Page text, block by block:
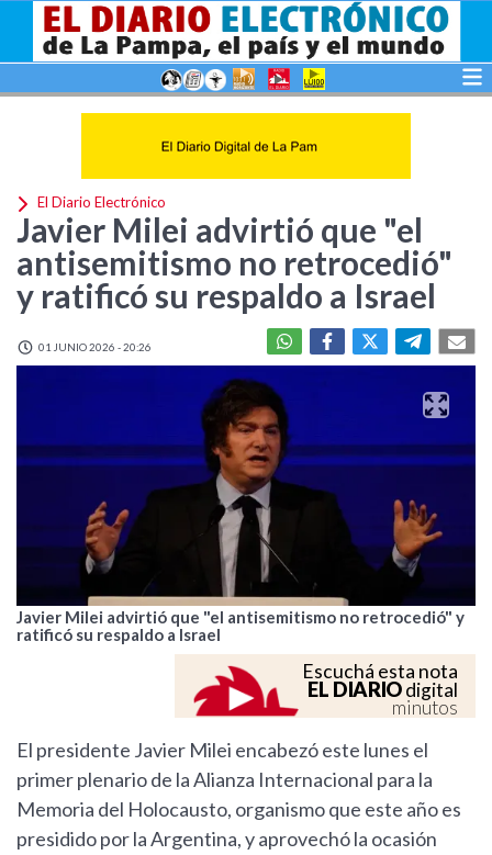
El Diario Electrónico
Javier Milei advirtió que "el
antisemitismo no retrocedió"
y ratificó su respaldo a Israel
01 JUNIO 2026 - 20:26
Javier Milei advirtió que "el antisemitismo no retrocedió" y
ratificó su respaldo a Israel
Escuchá esta nota
EL DIARIOdigital
minutos
El presidente Javier Milei encabezó este lunes el
primer plenario de la Alianza Internacional para la
Memoria del Holocausto, organismo que este año es
presidido por la Argentina, y aprovechó la ocasión